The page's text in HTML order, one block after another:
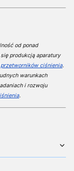
od ponad
produkcją aparatury
przetworników ciśnienia.
warunkach
i rozwoju
.